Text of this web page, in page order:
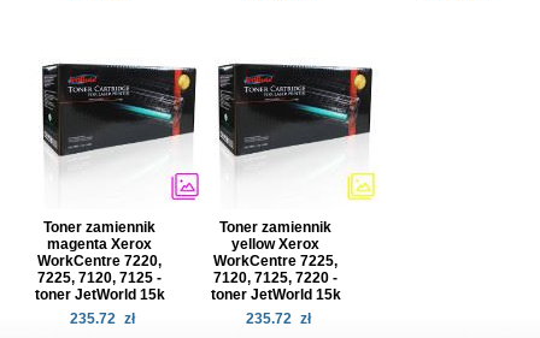
Toner zamiennik
magenta Xerox
WorkCentre 7220,
7225, 7120, 7125 -
toner JetWorld 15k
235.72 zł
Toner zamiennik
yellow Xerox
WorkCentre 7225,
7120, 7125, 7220 -
toner JetWorld 15k
235.72 zł